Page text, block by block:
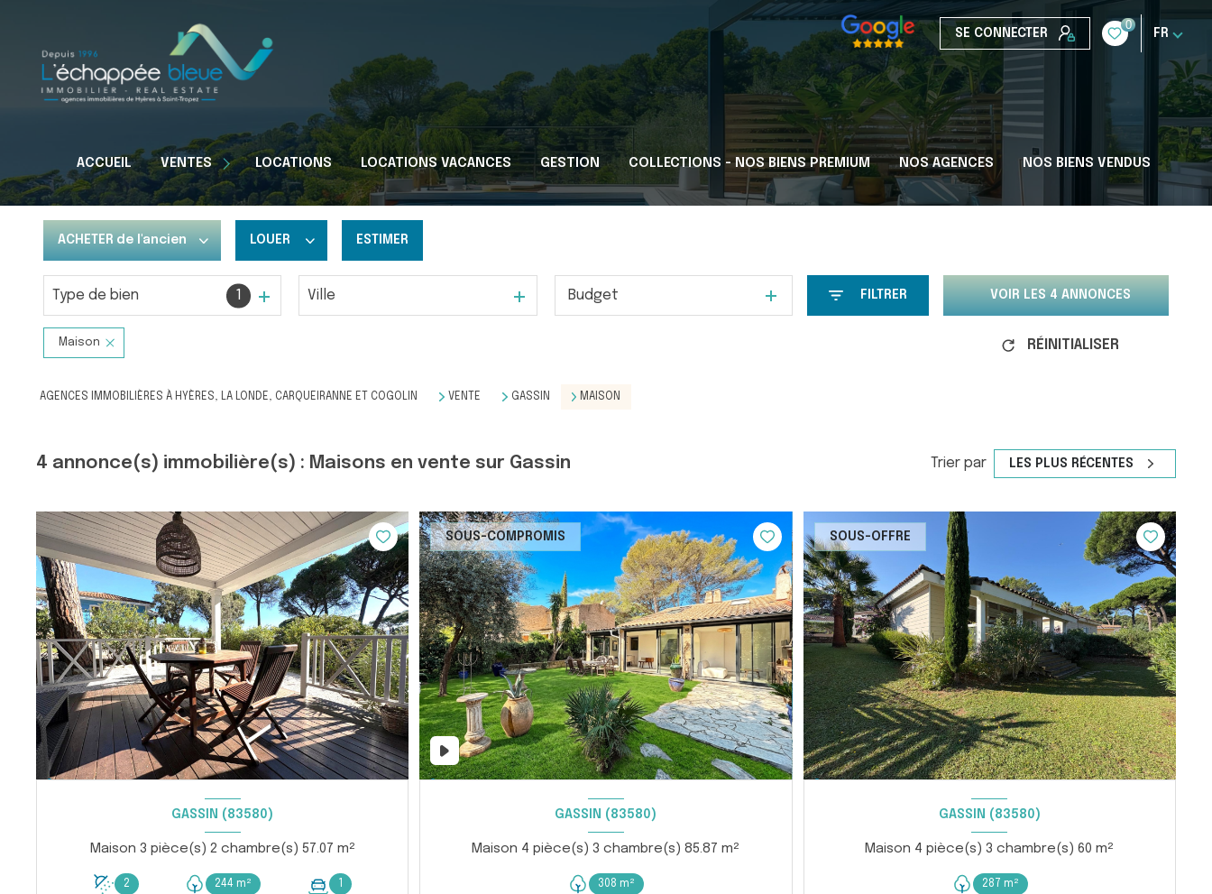
SE CONNECTER
0
FR
ACCUEIL VENTES
Appartements
Maisons
LOCATIONS LOCATIONS VACANCES GESTION COLLECTIONS - NOS BIENS PREMIUM NOS AGENCES NOS BIENS VENDUS
ACHETER de l'ancien
De l'ancien
Du neuf
LOUER
à l'année
ESTIMER
Type de bien 1 Ville Budget FILTRER VOIR LES 4 ANNONCES
Maison RÉINITIALISER
AGENCES IMMOBILIÈRES À HYÈRES, LA LONDE, CARQUEIRANNE ET COGOLIN VENTE GASSIN MAISON
4 annonce(s) immobilière(s) : Maisons en vente sur Gassin Trier par LES PLUS RÉCENTES
GASSIN (83580)
Maison 3 pièce(s) 2 chambre(s) 57.07 m²
2 244 m²
SOUS-COMPROMIS
GASSIN (83580)
Maison 4 pièce(s) 3 chambre(s) 85.87 m²
308 m²
SOUS-OFFRE
GASSIN (83580)
Maison 4 pièce(s) 3 chambre(s) 60 m²
287 m²